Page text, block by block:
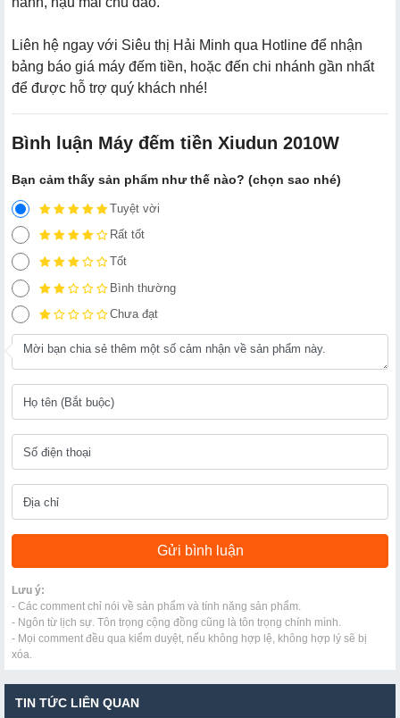
Liên hệ ngay với Siêu thị Hải Minh qua Hotline để nhận
bảng báo giá máy đếm tiền, hoặc đến chi nhánh gần nhất
để được hỗ trợ quý khách nhé!
Bình luận Máy đếm tiền Xiudun 2010W
Bạn cảm thấy sản phẩm như thế nào? (chọn sao nhé)
Tuyệt vời
Rất tốt
Tốt
Bình thường
Chưa đạt
Lưu ý:
- Các comment chỉ nói về sản phẩm và tính năng sản phẩm.
- Ngôn từ lịch sự. Tôn trọng cộng đồng cũng là tôn trọng chính mình.
- Mọi comment đều qua kiểm duyệt, nếu không hợp lệ, không hợp lý sẽ bị
xóa.
TIN TỨC LIÊN QUAN